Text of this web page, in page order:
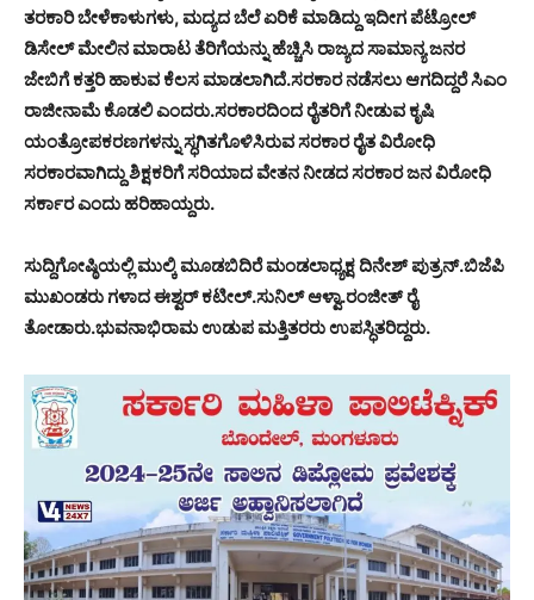
ತರಕಾರಿ ಬೇಳೆಕಾಳುಗಳು, ಮದ್ಯದ ಬೆಲೆ ಏರಿಕೆ ಮಾಡಿದ್ದು ಇದೀಗ ಪೆಟ್ರೋಲ್
ಡಿಸೇಲ್ ಮೇಲಿನ ಮಾರಾಟ ತೆರಿಗೆಯನ್ನು ಹೆಚ್ಚಿಸಿ ರಾಜ್ಯದ ಸಾಮಾನ್ಯ ಜನರ
ಜೇಬಿಗೆ ಕತ್ತರಿ ಹಾಕುವ ಕೆಲಸ ಮಾಡಲಾಗಿದೆ.ಸರಕಾರ ನಡೆಸಲು ಆಗದಿದ್ದರೆ ಸಿಎಂ
ರಾಜೀನಾಮೆ ಕೊಡಲಿ ಎಂದರು.ಸರಕಾರದಿಂದ ರೈತರಿಗೆ ನೀಡುವ ಕೃಷಿ
ಯಂತ್ರೋಪಕರಣಗಳನ್ನು ಸ್ಧಗಿತಗೊಳಿಸಿರುವ ಸರಕಾರ ರೈತ ವಿರೋಧಿ
ಸರಕಾರವಾಗಿದ್ದು ಶಿಕ್ಷಕರಿಗೆ ಸರಿಯಾದ ವೇತನ ನೀಡದ ಸರಕಾರ ಜನ ವಿರೋಧಿ
ಸರ್ಕಾರ ಎಂದು ಹರಿಹಾಯ್ದರು.
ಸುದ್ದಿಗೋಷ್ಠಿಯಲ್ಲಿ ಮುಲ್ಕಿ ಮೂಡಬಿದಿರೆ ಮಂಡಲಾಧ್ಯಕ್ಷ ದಿನೇಶ್ ಪುತ್ರನ್.ಬಿಜೆಪಿ
ಮುಖಂಡರು ಗಳಾದ ಈಶ್ವರ್ ಕಟೀಲ್.ಸುನಿಲ್ ಆಳ್ವಾ.ರಂಜೀತ್ ರೈ
ತೋಡಾರು.ಭುವನಾಭಿರಾಮ ಉಡುಪ ಮತ್ತಿತರರು ಉಪಸ್ಧಿತರಿದ್ದರು.